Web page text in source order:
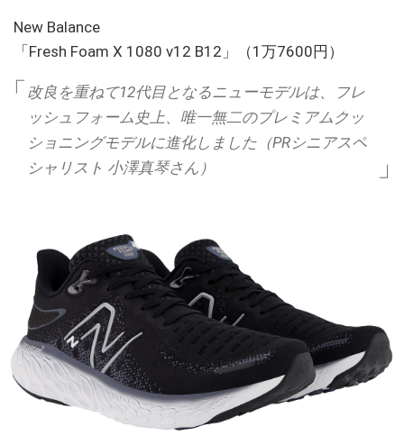
New Balance
「Fresh Foam X 1080 v12 B12」（1万7600円）
改良を重ねて12代目となるニューモデルは、フレ
ッシュフォーム史上、唯一無二のプレミアムクッ
ショニングモデルに進化しました（PRシニアスペ
シャリスト 小澤真琴さん）